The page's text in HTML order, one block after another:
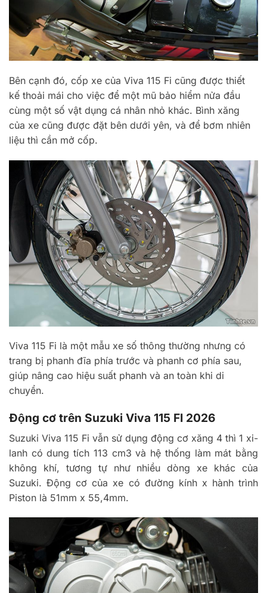
Bên cạnh đó, cốp xe của Viva 115 Fi cũng được thiết
kế thoải mái cho việc để một mũ bảo hiểm nửa đầu
cùng một số vật dụng cá nhân nhỏ khác. Bình xăng
của xe cũng được đặt bên dưới yên, và để bơm nhiên
liệu thì cần mở cốp.
Viva 115 Fi là một mẫu xe số thông thường nhưng có
trang bị phanh đĩa phía trước và phanh cơ phía sau,
giúp nâng cao hiệu suất phanh và an toàn khi di
chuyển.
Động cơ trên Suzuki Viva 115 FI 2026
Suzuki Viva 115 Fi vẫn sử dụng động cơ xăng 4 thì 1 xi-
lanh có dung tích 113 cm3 và hệ thống làm mát bằng
không khí, tương tự như nhiều dòng xe khác của
Suzuki. Động cơ của xe có đường kính x hành trình
Piston là 51mm x 55,4mm.